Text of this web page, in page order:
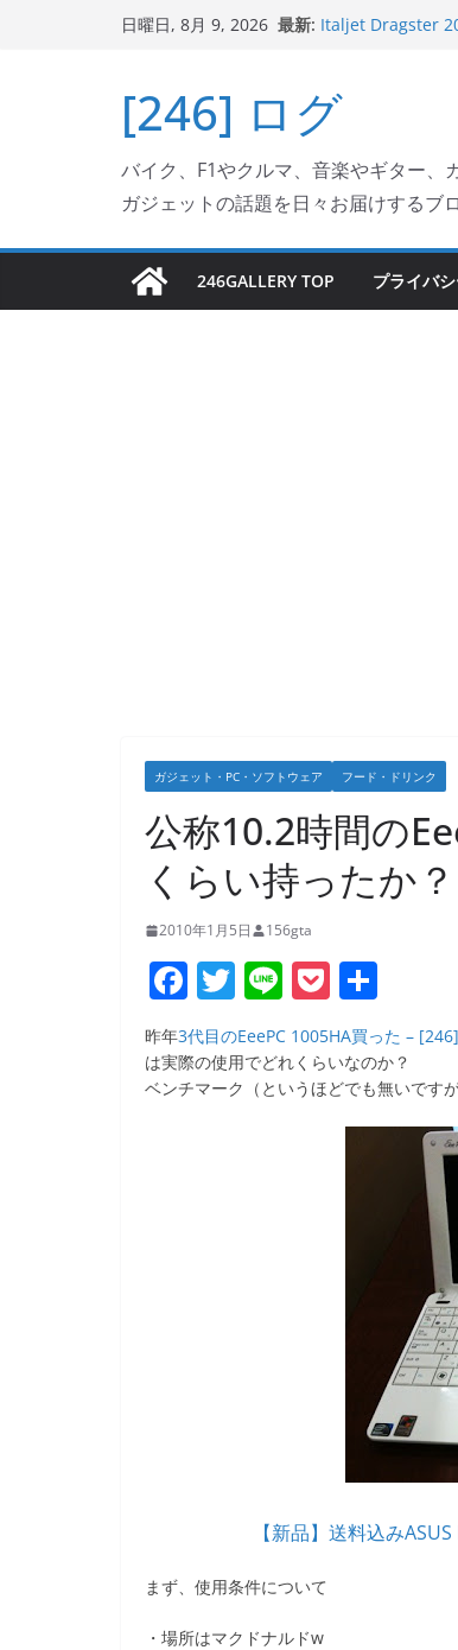
キ
プ
日曜日, 8月 9, 2026 最新: リングが楽しくな
Jeff Beck 逝去
Ken Block 逝去
フェクターが返礼
[246] ログ
バイク、F1やクルマ、音楽やギター、
ガジェットの話題を日々お届けするブ
246GALLERY TOP プライバ
ガジェット・PC・ソフトウェア フード・ドリンク
公称10.2時間の
くらい持ったか？
2010年1月5日 156gta
F
a
c
e
T
w
itt
er
Li
n
e
P
o
ck
et
有
昨年3代目のEeePC 1005HA買った –
は実際の使用でどれくらいなのか？
ベンチマーク（というほどでも無いです
【新品】送料込み
まず、使用条件について
・場所はマクドナルドw